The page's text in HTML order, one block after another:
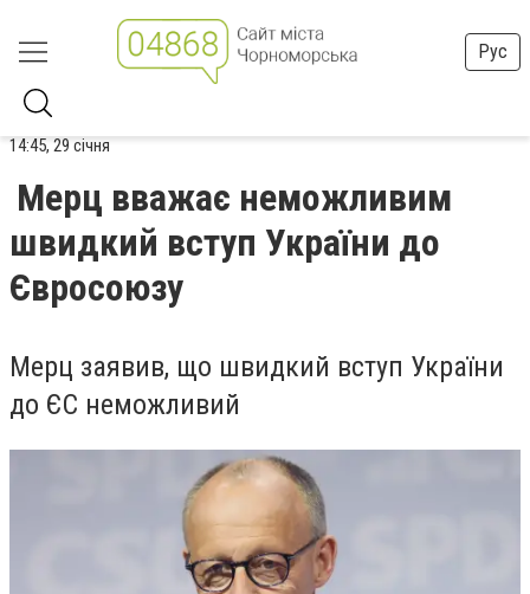
Рус
14:45, 29 січня
Мерц вважає неможливим
швидкий вступ України до
Євросоюзу
Мерц заявив, що швидкий вступ України
до ЄС неможливий